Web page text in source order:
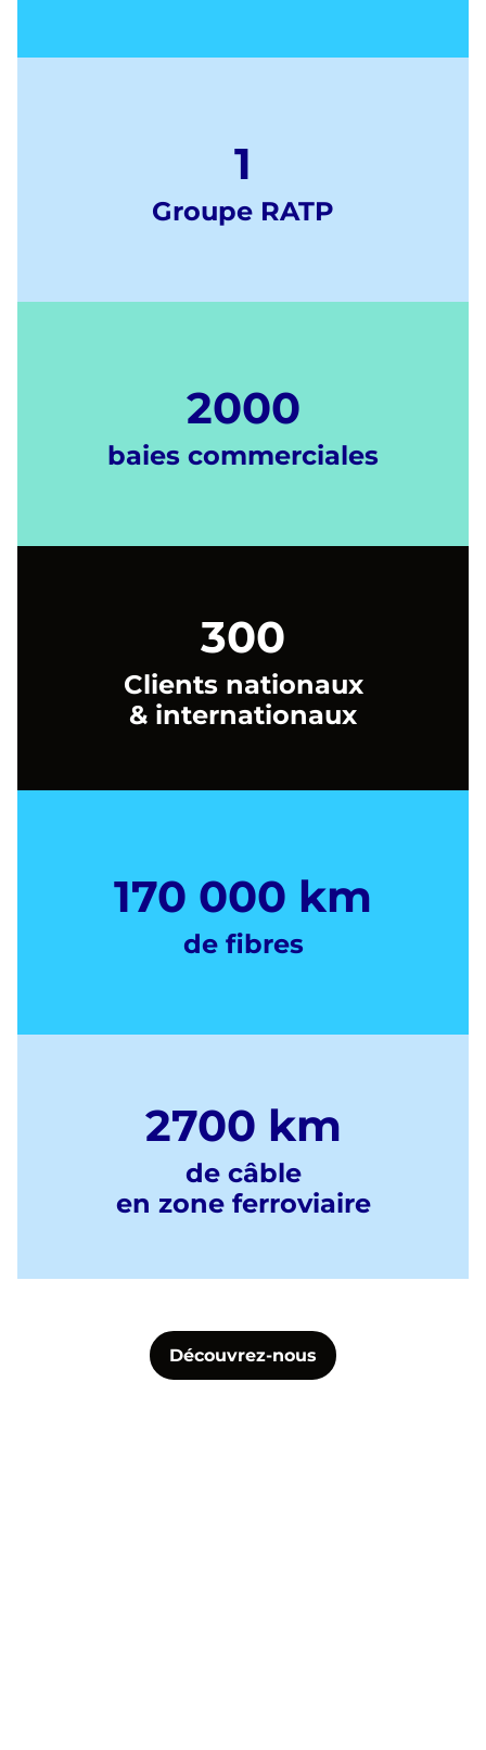
1
Groupe RATP
2000
baies commerciales
300
Clients nationaux
& internationaux
170 000 km
de fibres
2700 km
de câble
en zone ferroviaire
Découvrez-nous